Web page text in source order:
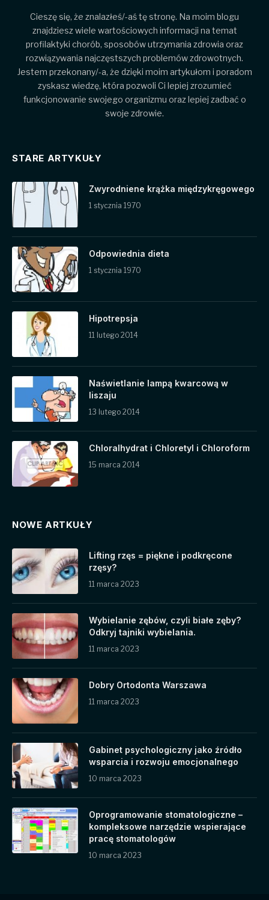
Cieszę się, że znalazłeś/-aś tę stronę. Na moim blogu
znajdziesz wiele wartościowych informacji na temat
profilaktyki chorób, sposobów utrzymania zdrowia oraz
rozwiązywania najczęstszych problemów zdrowotnych.
Jestem przekonany/-a, że dzięki moim artykułom i poradom
zyskasz wiedzę, która pozwoli Ci lepiej zrozumieć
funkcjonowanie swojego organizmu oraz lepiej zadbać o
swoje zdrowie.
STARE ARTYKUŁY
Zwyrodniene krążka międzykręgowego
1 stycznia 1970
Odpowiednia dieta
1 stycznia 1970
Hipotrepsja
11 lutego 2014
Naświetlanie lampą kwarcową w
liszaju
13 lutego 2014
Chloralhydrat i Chloretyl i Chloroform
15 marca 2014
NOWE ARTKUŁY
Lifting rzęs = piękne i podkręcone
rzęsy?
11 marca 2023
Wybielanie zębów, czyli białe zęby?
Odkryj tajniki wybielania.
11 marca 2023
Dobry Ortodonta Warszawa
11 marca 2023
Gabinet psychologiczny jako źródło
wsparcia i rozwoju emocjonalnego
10 marca 2023
Oprogramowanie stomatologiczne –
kompleksowe narzędzie wspierające
pracę stomatologów
10 marca 2023